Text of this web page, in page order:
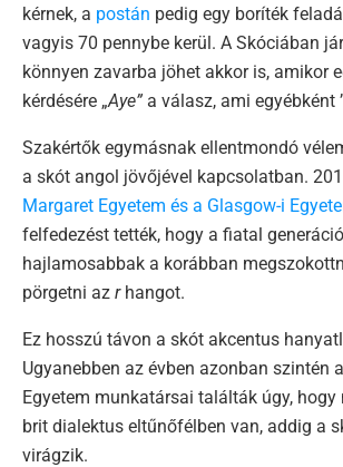
kérnek, a postán pedig egy boríték
vagyis 70 pennybe kerül. A Skóciában
könnyen zavarba jöhet akkor is, amikor
kérdésére „Aye” a válasz, ami egyébként
Szakértők egymásnak ellentmondó
a skót angol jövőjével kapcsolatban.
Margaret Egyetem és a Glasgow-i
felfedezést tették, hogy a fiatal
hajlamosabbak a korábban
pörgetni az r hangot.
Ez hosszú távon a skót akcentus
Ugyanebben az évben azonban szintén
Egyetem munkatársai találták úgy,
brit dialektus eltűnőfélben van, addig a
virágzik.